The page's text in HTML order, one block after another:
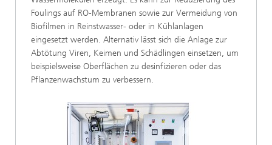
Foulings auf RO-Membranen sowie zur Vermeidung von
Biofilmen in Reinstwasser- oder in Kühlanlagen
eingesetzt werden. Alternativ lässt sich die Anlage zur
Abtötung Viren, Keimen und Schädlingen einsetzen, um
beispielsweise Oberflächen zu desinfizieren oder das
Pflanzenwachstum zu verbessern.